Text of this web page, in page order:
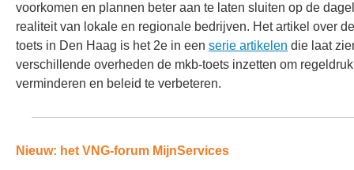
voorkomen en plannen beter aan te laten sluiten op de
realiteit van lokale en regionale bedrijven. Het artikel over
toets in Den Haag is het 2e in een serie artikelen die laat
verschillende overheden de mkb‑toets inzetten om
verminderen en beleid te verbeteren.
Nieuw: het VNG-forum MijnServices